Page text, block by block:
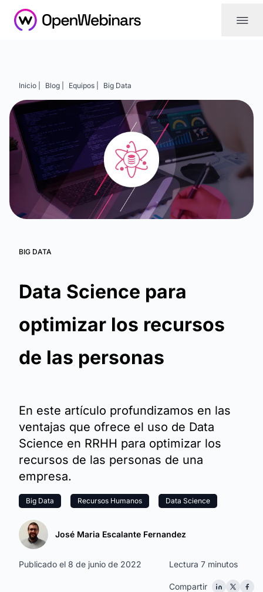
|||
Inicio | Blog | Equipos | Big Data
BIG DATA
Data Science para
optimizar los recursos
de las personas
En este artículo profundizamos en las
ventajas que ofrece el uso de Data
Science en RRHH para optimizar los
recursos de las personas de una
empresa.
Big Data Recursos Humanos Data Science
José Maria Escalante Fernandez
Lectura 7 minutos
Publicado el 8 de junio de 2022
Compartir